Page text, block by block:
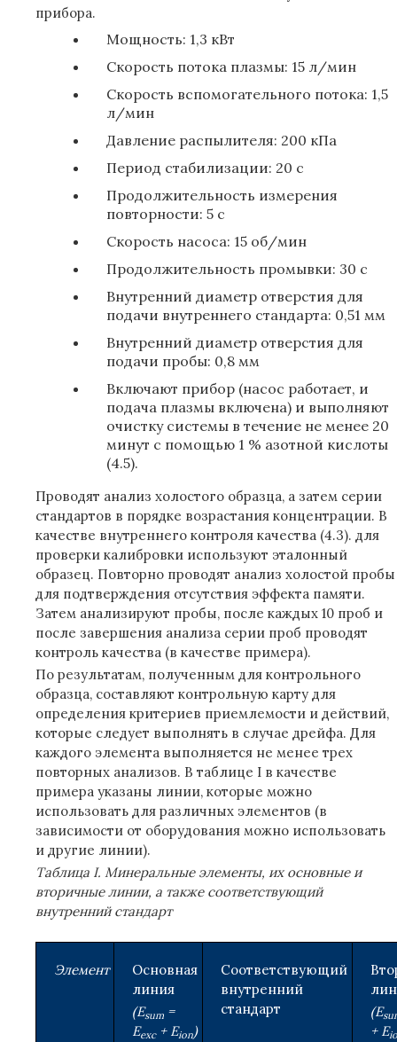
прибора.
Мощность: 1,3 кВт
Скорость потока плазмы: 15 л/мин
Скорость вспомогательного потока: 1,5
л/мин
Давление распылителя: 200 кПа
Период стабилизации: 20 с
Продолжительность измерения
повторности: 5 с
Скорость насоса: 15 об/мин
Продолжительность промывки: 30 с
Внутренний диаметр отверстия для
подачи внутреннего стандарта: 0,51 мм
Внутренний диаметр отверстия для
подачи пробы: 0,8 мм
Включают прибор (насос работает, и
подача плазмы включена) и выполняют
очистку системы в течение не менее 20
минут с помощью 1 % азотной кислоты
(4.5).
Проводят анализ холостого образца, а затем серии
стандартов в порядке возрастания концентрации. В
качестве внутреннего контроля качества (4.3). для
проверки калибровки используют эталонный
образец. Повторно проводят анализ холостой пробы
для подтверждения отсутствия эффекта памяти.
Затем анализируют пробы, после каждых 10 проб и
после завершения анализа серии проб проводят
контроль качества (в качестве примера).
По результатам, полученным для контрольного
образца, составляют контрольную карту для
определения критериев приемлемости и действий,
которые следует выполнять в случае дрейфа. Для
каждого элемента выполняется не менее трех
повторных анализов. В таблице I в качестве
примера указаны линии, которые можно
использовать для различных элементов (в
зависимости от оборудования можно использовать
и другие линии).
Таблица I. Минеральные элементы, их основные и
вторичные линии, а также соответствующий
внутренний стандарт
Элемент
Основная
линия
(Esum =
Eexc+ Eion)
Соответствующий
внутренний
стандарт
(E
+ E